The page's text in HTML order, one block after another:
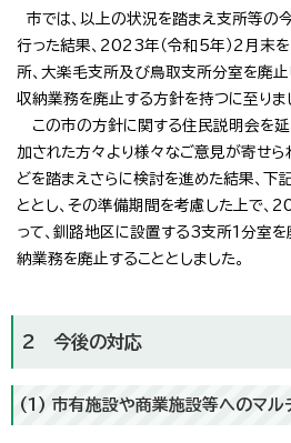
市では、以上の状況を踏まえ支所等の
行った結果、2023年（令和5年）2月末を
所、大楽毛支所及び鳥取支所分室を廃止
収納業務を廃止する方針を持つに至りま
この市の方針に関する住民説明会を延
加された方々より様々なご意見が寄せら
どを踏まえさらに検討を進めた結果、下
ととし、その準備期間を考慮した上で、
って、釧路地区に設置する3支所1分室を
納業務を廃止することとしました。
2 今後の対応
(1) 市有施設や商業施設等へのマル